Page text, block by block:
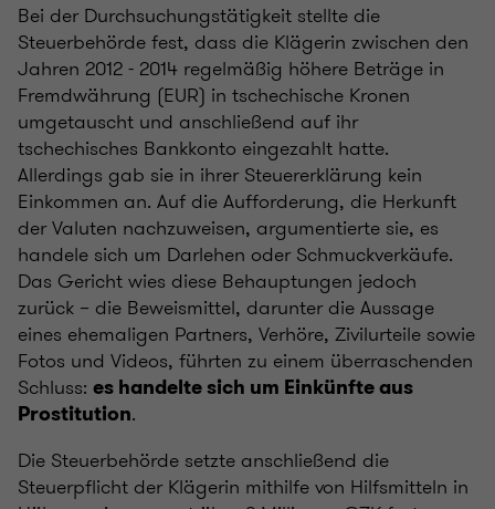
Bei der Durchsuchungstätigkeit stellte die
Steuerbehörde fest, dass die Klägerin zwischen den
Jahren 2012 - 2014 regelmäßig höhere Beträge in
Fremdwährung (EUR) in tschechische Kronen
umgetauscht und anschließend auf ihr
tschechisches Bankkonto eingezahlt hatte.
Allerdings gab sie in ihrer Steuererklärung kein
Einkommen an. Auf die Aufforderung, die Herkunft
der Valuten nachzuweisen, argumentierte sie, es
handele sich um Darlehen oder Schmuckverkäufe.
Das Gericht wies diese Behauptungen jedoch
zurück – die Beweismittel, darunter die Aussage
eines ehemaligen Partners, Verhöre, Zivilurteile sowie
Fotos und Videos, führten zu einem überraschenden
Schluss: es handelte sich um Einkünfte aus
Prostitution.
Die Steuerbehörde setzte anschließend die
Steuerpflicht der Klägerin mithilfe von Hilfsmitteln in